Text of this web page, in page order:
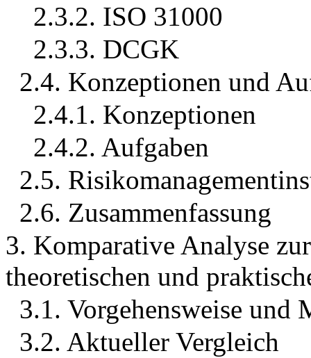
2.3.2. ISO 31000
2.3.3. DCGK
2.4. Konzeptionen und
2.4.1. Konzeptionen
2.4.2. Aufgaben
2.5.
2.6. Zusammenfassung
3. Komparative Analyse
theoretischen und
3.1. Vorgehensweise und
3.2. Aktueller Vergleich